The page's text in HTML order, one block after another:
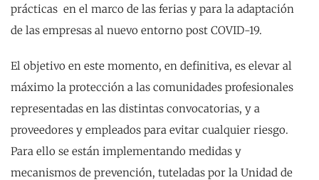
prácticas en el marco de las ferias y para la adaptación
de las empresas al nuevo entorno post COVID-19.
El objetivo en este momento, en definitiva, es elevar al
máximo la protección a las comunidades profesionales
representadas en las distintas convocatorias, y a
proveedores y empleados para evitar cualquier riesgo.
Para ello se están implementando medidas y
mecanismos de prevención, tuteladas por la Unidad de